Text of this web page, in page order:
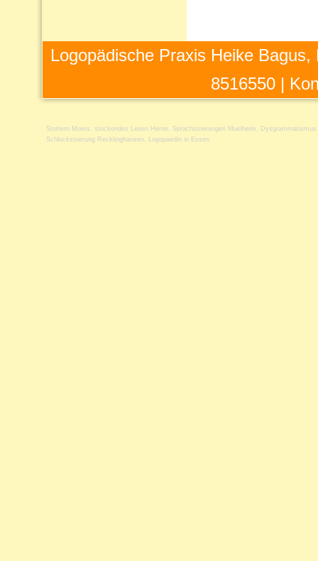
Logopädische Praxis Heike
8516550 |
Stottern Moers , stockendes Lesen Herne , Sprachstoerungen Muelheim ,
Schluckstoerung Recklinghausen , Logopaedin in Essen